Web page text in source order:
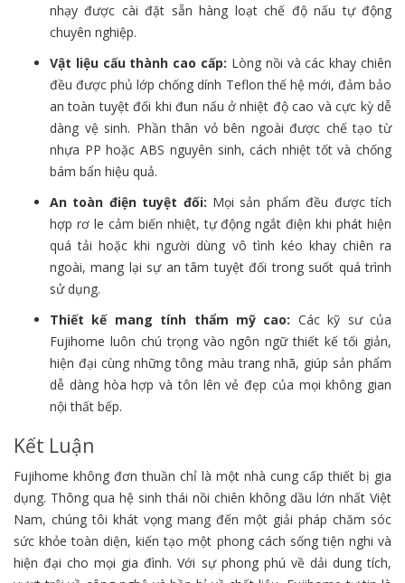
nhạy được cài đặt sẵn hàng loạt chế độ nấu tự động
chuyên nghiệp.
Vật liệu cấu thành cao cấp: Lòng nồi và các khay chiên
đều được phủ lớp chống dính Teflon thế hệ mới, đảm bảo
an toàn tuyệt đối khi đun nấu ở nhiệt độ cao và cực kỳ dễ
dàng vệ sinh. Phần thân vỏ bên ngoài được chế tạo từ
nhựa PP hoặc ABS nguyên sinh, cách nhiệt tốt và chống
bám bẩn hiệu quả.
An toàn điện tuyệt đối: Mọi sản phẩm đều được tích
hợp rơ le cảm biến nhiệt, tự động ngắt điện khi phát hiện
quá tải hoặc khi người dùng vô tình kéo khay chiên ra
ngoài, mang lại sự an tâm tuyệt đối trong suốt quá trình
sử dụng.
Thiết kế mang tính thẩm mỹ cao: Các kỹ sư của
Fujihome luôn chú trọng vào ngôn ngữ thiết kế tối giản,
hiện đại cùng những tông màu trang nhã, giúp sản phẩm
dễ dàng hòa hợp và tôn lên vẻ đẹp của mọi không gian
nội thất bếp.
Kết Luận
Fujihome không đơn thuần chỉ là một nhà cung cấp thiết bị gia
dụng. Thông qua hệ sinh thái nồi chiên không dầu lớn nhất Việt
Nam, chúng tôi khát vọng mang đến một giải pháp chăm sóc
sức khỏe toàn diện, kiến tạo một phong cách sống tiện nghi và
hiện đại cho mọi gia đình. Với sự phong phú về dải dung tích,